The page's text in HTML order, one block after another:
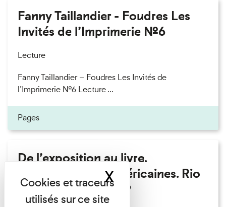
Fanny Taillandier - Foudres Les
Invités de l’Imprimerie n°6
Lecture
Fanny Taillandier – Foudres Les Invités de
l’Imprimerie n°6 Lecture ...
Pages
De l’exposition au livre.
Modernités sud-américaines. Rio
– Buenos Aires 1909
XMasquer le